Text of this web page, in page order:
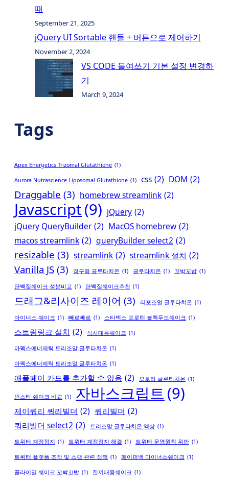
때
September 21, 2025
jQuery UI Sortable 핸들 + 버튼으로 제어하기
November 2, 2024
VS CODE 들여쓰기 기본 설정 변경하
기
March 9, 2024
Tags
Apex Energetics Trizomal Glutathione (1)
Aurora Nutrascience Liposomal Glutathione (1) css (2) DOM (2)
Draggable (3) homebrew streamlink (2)
Javascript(9) jQuery (2)
jQuery QueryBuilder (2) MacOS homebrew (2)
macos streamlink (2) queryBuilder select2 (2)
resizable (3) streamlink (2) streamlink 설치 (2)
Vanilla JS (3) 경구용 글루타치온 (1) 글루타치온 (1) 꼬박꼬밥 (1)
단백질쉐이크 성분비교 (1) 단백질쉐이크추천 (1)
드래그&리사이즈 레이어 (3) 리포조멀 글루타치온 (1)
마이너스 쉐이크 (1) 빼르빼르 (1) 스타벅스 프로틴 블랙푸드쉐이크 (1)
스트림링크 설치 (2) 식사대용쉐이크 (1)
아펙스에너제틱 트리조말 글루타치온 (1)
아펙스에너제틱 트리조멀 글루타치온 (1)
애플페이 카드를 추가할 수 없음 (2) 오로라 글루타치온 (1)
인스타 쉐이크 비교 (1) 자바스크립트 (9)
제이쿼리 쿼리빌더 (2) 쿼리빌더 (2)
쿼리빌더 select2 (2) 트리조말 글루타치온 액상 (1)
트위터 계정정지 (1) 트위터 계정정지 해결 (1) 트위터 운영원칙 위반 (1)
트위터 플랫폼 조작 및 스팸 관련 정책 (1) 페이퍼백 마이너스쉐이크 (1)
플라이밀 쉐이크 꼬박꼬밥 (1) 한끼대용쉐이크 (1)